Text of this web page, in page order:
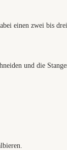
einen zwei bis
und die